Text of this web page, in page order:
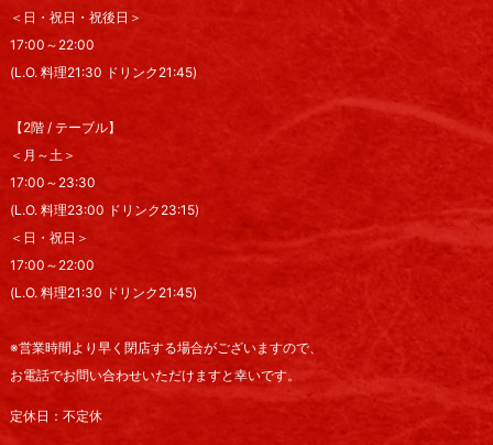
＜日・祝日・祝後日＞
17:00～22:00
(L.O. 料理21:30 ドリンク21:45)
【2階 / テーブル】
＜月～土＞
17:00～23:30
(L.O. 料理23:00 ドリンク23:15)
＜日・祝日＞
17:00～22:00
(L.O. 料理21:30 ドリンク21:45)
※営業時間より早く閉店する場合がございますので、
お電話でお問い合わせいただけますと幸いです。
定休日：不定休